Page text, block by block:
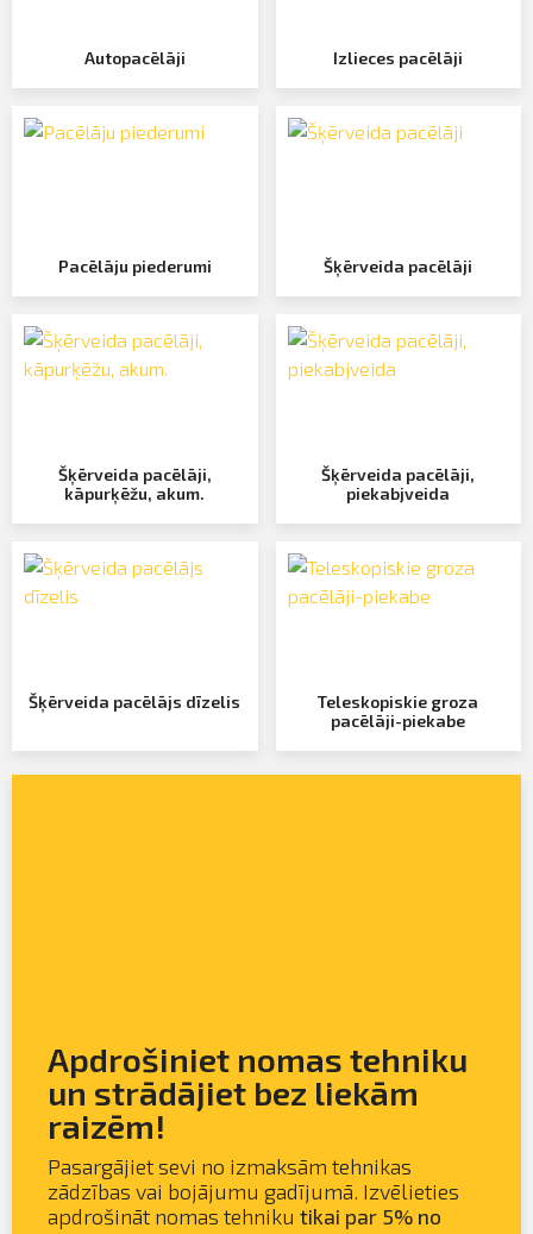
Sazināties
Iziet
Autopacēlāji Izlieces pacēlāji
Pacēlāju piederumi Šķērveida pacēlāji
Šķērveida pacēlāji,
kāpurķēžu, akum.
Šķērveida pacēlāji,
piekabjveida
Šķērveida pacēlājs dīzelis
Teleskopiskie groza
pacēlāji-piekabe
Apdrošiniet nomas tehniku
un strādājiet bez liekām
raizēm!
Pasargājiet sevi no izmaksām tehnikas
zādzības vai bojājumu gadījumā. Izvēlieties
apdrošināt nomas tehniku tikai par 5% no